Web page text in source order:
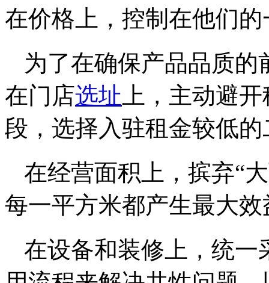
在价格上，控制在他们
为了在确保产品品质
在门店选址 上，主动避
段，选择入驻租金较低
在经营面积上，摈弃“
每一平方米都产生最大效
在设备和装修上，统一